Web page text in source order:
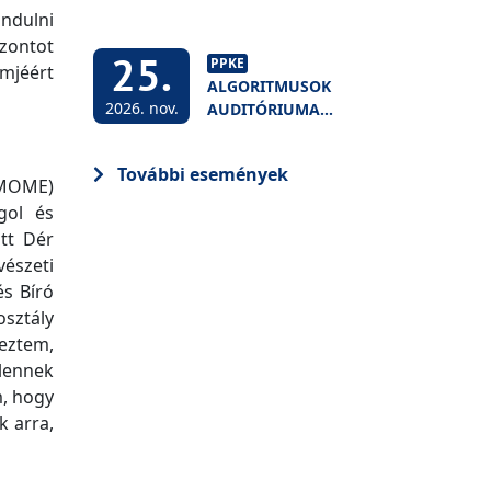
és
Dér
Bíró
hogy
arra,
25.
2026. nov.
PPKE
ALGORITMUSOK
AUDITÓRIUMA
INTELLIGENCIA
További események